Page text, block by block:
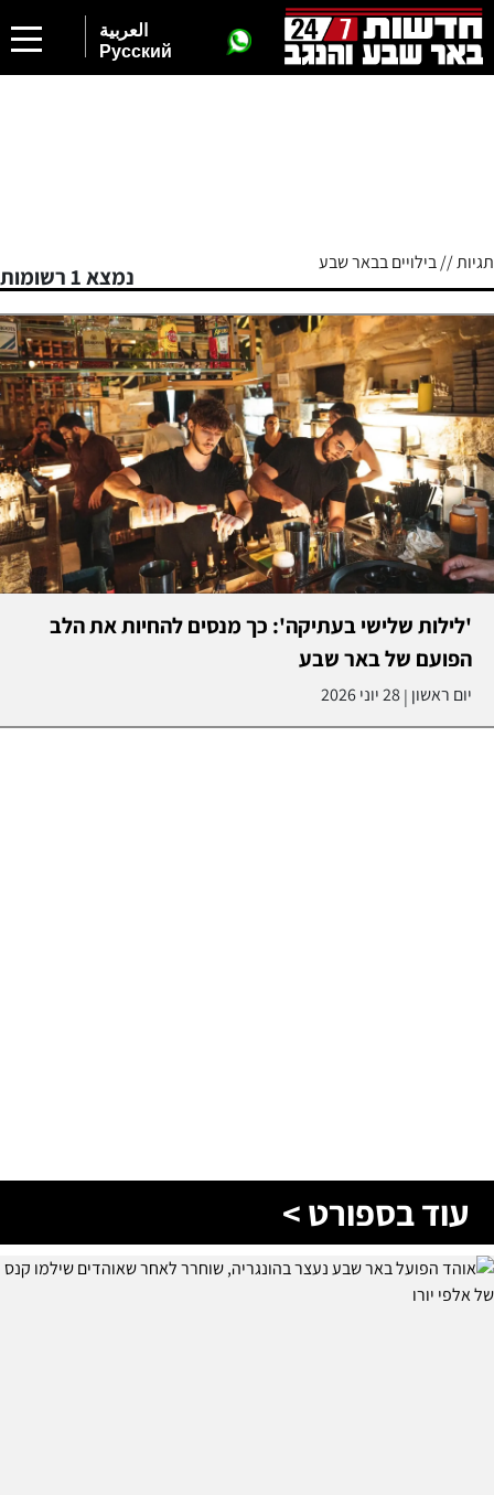
العربية
Русский
תגיות // בילויים בבאר שבע
נמצא 1 רשומות
'לילות שלישי בעתיקה': כך מנסים להחיות את הלב
הפועם של באר שבע
יום ראשון |28 יוני 2026
עוד בספורט >